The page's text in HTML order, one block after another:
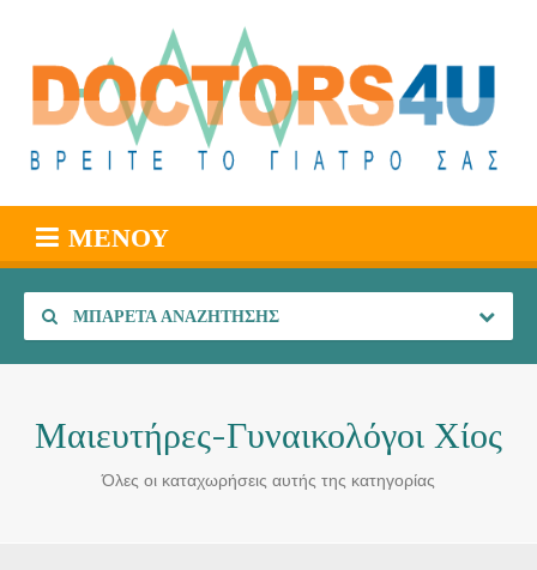
ΜΕΝΟΎ
ΜΠΑΡΈΤΑ ΑΝΑΖΉΤΗΣΗΣ
Μαιευτήρες-Γυναικολόγοι Χίος
Όλες οι καταχωρήσεις αυτής της κατηγορίας